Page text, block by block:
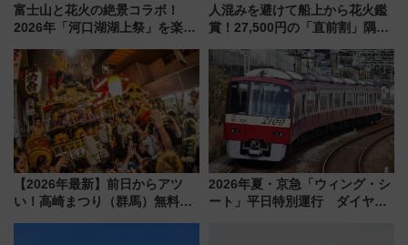
富士山と花火の絶景コラボ！
2026年「河口湖湖上祭」を楽し
ススメ
人混みを避けて船上から花火鑑
賞！27,500円の「直前割」隅田
メも持ち込みOK
【2026年最新】前日からアツ
い！高崎まつり（群馬）無料観
2026年夏・京急「ウィング・シ
ート」平日特別運行 ダイヤ・